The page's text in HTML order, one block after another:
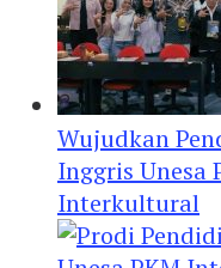
Wujudkan
Inggris Unesa
Interkultural